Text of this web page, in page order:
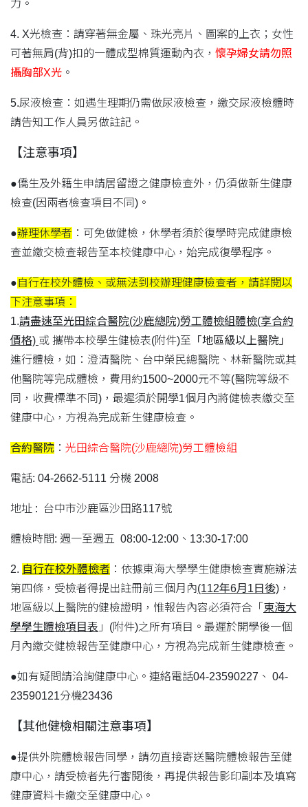
力。
4. X光檢查：請穿著無金屬、珠光亮片、圖案的上衣；女性
可著無肩(背)扣的一體成型棉質運動內衣， 懷孕婦女請勿照
攝胸部X光 。
5.尿液檢查：如遇生理期仍需做尿液檢查，繳交尿液檢體時
請告知工作人員另做註記。
【注意事項】
●僑生及外籍生申請居留證之健康檢查外，仍須做新生健康
檢查(因兩者檢查項目不同)。
●辦理休學者 ：可免做健檢，休學者須於復學時完成健康檢
查並繳交檢查報告至本校健康中心，始完成復學程序。
●自行在校外體檢、或無法到校辦理健康檢查者，請詳閱以
下注意事項：
1.請盡速至光田綜合醫院(沙鹿總院)勞工體檢組體檢(享合約
價格) 或 攜帶本校學生健檢表(附件)至
「地區級以上醫院」
進行體檢，如：澄清醫院、台中榮民總醫院、林新醫院或其
他醫院等完成體檢，費用約1500~2000元不等(醫院等級不
同，收費標準不同)，最遲須於開學1個月內將健檢表繳交至
健康中心，方視為完成新生健康檢查。
合約醫院 ： 光田綜合醫院(沙鹿總院)勞工體檢組
電話: 04-2662-5111 分機 2008
地址 : 台中市沙鹿區沙田路117號
體檢時間: 週一至週五 08:00-12:00、13:30-17:00
2. 自行在校外體檢者 ：依據東海大學學生健康檢查實施辦法
第四條，受檢者得提出註冊前三個月內(112年6月1日後) ，
地區級以上醫院的健檢證明，惟報告內容必須符合「 東海大
學學生體檢項目表 」(附件)之所有項目。最遲於開學後一個
月內繳交健檢報告至健康中心，方視為完成新生健康檢查。
●如有疑問請洽詢健康中心。連絡電話04-23590227、 04-
23590121分機23436
【其他健檢相關注意事項】
●提供外院體檢報告同學，請勿直接寄送醫院體檢報告至健
康中心，請受檢者先行審閱後，再提供報告影印副本及填寫
健康資料卡繳交至健康中心。